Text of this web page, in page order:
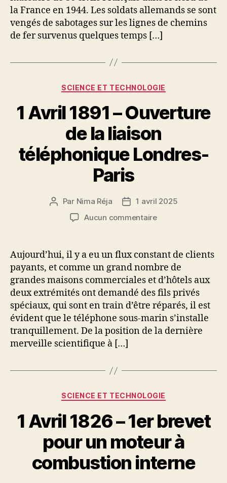
par
les
troupes
la France en 1944. Les soldats allemands se sont
vengés de sabotages sur les lignes de chemins
de fer survenus quelques temps […]
Catégories
SCIENCE ET TECHNOLOGIE
1 Avril 1891 – Ouverture
de la liaison
téléphonique Londres-
Paris
Auteur
l’article
Par Nima Réja
Date1 avril 2025
Aucun commentairesur
1891
Ouverture
de
la
liaison
téléphonique
Londres-
Aujourd’hui, il y a eu un flux constant de clients
payants, et comme un grand nombre de
grandes maisons commerciales et d’hôtels aux
deux extrémités ont demandé des fils privés
spéciaux, qui sont en train d’être réparés, il est
évident que le téléphone sous-marin s’installe
tranquillement. De la position de la dernière
merveille scientifique à […]
Catégories
SCIENCE ET TECHNOLOGIE
1 Avril 1826 – 1er brevet
pour un moteur à
combustion interne